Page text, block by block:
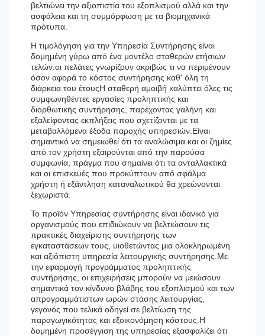
βελτιώνει την αξιοπιστία του εξοπλισμού αλλά και την
ασφάλεια και τη συμμόρφωση με τα βιομηχανικά
πρότυπα.
Η τιμολόγηση για την Υπηρεσία Συντήρησης είναι
δομημένη γύρω από ένα μοντέλο σταθερών ετήσιων
τελών.οι πελάτες γνωρίζουν ακριβώς τι να περιμένουν
όσον αφορά το κόστος συντήρησης καθ' όλη τη
διάρκεια του έτουςΗ σταθερή αμοιβή καλύπτει όλες τις
συμφωνηθέντες εργασίες προληπτικής και
διορθωτικής συντήρησης, παρέχοντας γαλήνη και
εξαλείφοντας εκπλήξεις που σχετίζονται με τα
μεταβαλλόμενα έξοδα παροχής υπηρεσιών.Είναι
σημαντικό να σημειωθεί ότι τα αναλώσιμα και οι ζημίες
από τον χρήστη εξαιρούνται από την παρούσα
συμφωνία, πράγμα που σημαίνει ότι τα ανταλλακτικά
και οι επισκευές που προκύπτουν από σφάλμα
χρήστη ή εξάντληση καταναλωτικού θα χρεώνονται
ξεχωριστά.
Το προϊόν Υπηρεσίας συντήρησης είναι ιδανικό για
οργανισμούς που επιδιώκουν να βελτιώσουν τις
πρακτικές διαχείρισης συντήρησης των
εγκαταστάσεων τους, υιοθετώντας μια ολοκληρωμένη
και αξιόπιστη υπηρεσία λειτουργικής συντήρησης.Με
την εφαρμογή προγράμματος προληπτικής
συντήρησης, οι επιχειρήσεις μπορούν να μειώσουν
σημαντικά τον κίνδυνο βλάβης του εξοπλισμού και των
απρογραμμάτιστων ωρών στάσης λειτουργίας,
γεγονός που τελικά οδηγεί σε βελτίωση της
παραγωγικότητας και εξοικονόμηση κόστους.Η
δομημένη προσέγγιση της υπηρεσίας εξασφαλίζει ότι